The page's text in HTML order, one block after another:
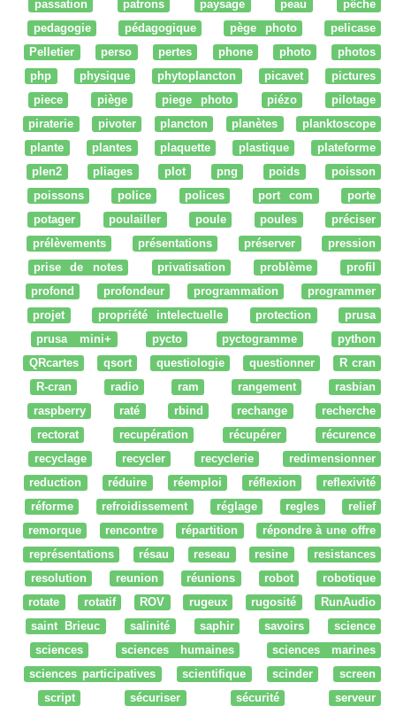
passation
patrons paysage peau
pêche
pedagogie
pédagogique pège photo
pelicase
Pelletier
perso pertes phone photo
photos
php
physique phytoplancton picavet
pictures
piece
piège piege photo piézo
pilotage
piraterie
pivoter plancton planètes
planktoscope
plante
plantes plaquette plastique
plateforme
plen2
pliages plot png poids
poisson
poissons
police polices port com
porte
potager
poulailler poule poules
préciser
prélèvements
présentations préserver
pression
prise de notes
privatisation problème
profil
profond
profondeur programmation
programmer
projet
propriété intelectuelle protection
prusa
prusa mini+
pycto pyctogramme
python
QRcartes
qsort questiologie questionner
R cran
R-cran
radio ram rangement
rasbian
raspberry
raté rbind rechange
recherche
rectorat
recupération récupérer
récurence
recyclage
recycler recyclerie
redimensionner
reduction
réduire réemploi réflexion
reflexivité
réforme
refroidissement réglage regles
relief
remorque
rencontre répartition
répondre à une offre
représentations
résau reseau resine
resistances
resolution
reunion réunions robot
robotique
rotate
rotatif ROV rugeux rugosité
RunAudio
saint Brieuc
salinité saphir savoirs
science
sciences
sciences humaines
sciences marines
sciences participatives
scientifique scinder
screen
script
sécuriser sécurité
serveur